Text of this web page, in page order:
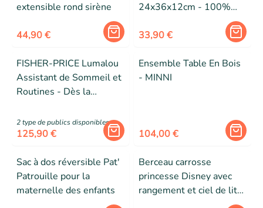
extensible rond sirène
44,90 €
24x36x12cm - 100%
Primaire
33,90 €
FISHER-PRICE Lumalou
Assistant de Sommeil et
Routines - Dès la
2type de publics disponibles
125,90 €
Ensemble Table En Bois
- MINNI
104,00 €
Sac à dos réversible Pat'
Patrouille pour la
maternelle des enfants
Berceau carrosse
princesse Disney avec
rangement et ciel de lit